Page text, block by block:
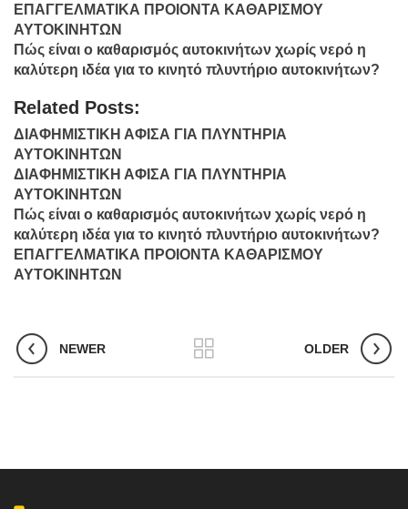
ΕΠΑΓΓΕΛΜΑΤΙΚΑ ΠΡΟΙΟΝΤΑ ΚΑΘΑΡΙΣΜΟΥ
ΑΥΤΟΚΙΝΗΤΩΝ
Πώς είναι ο καθαρισμός αυτοκινήτων χωρίς νερό η
καλύτερη ιδέα για το κινητό πλυντήριο αυτοκινήτων?
Related Posts:
ΔΙΑΦΗΜΙΣΤΙΚΗ ΑΦΙΣΑ ΓΙΑ ΠΛΥΝΤΗΡΙΑ
ΑΥΤΟΚΙΝΗΤΩΝ
ΔΙΑΦΗΜΙΣΤΙΚΗ ΑΦΙΣΑ ΓΙΑ ΠΛΥΝΤΗΡΙΑ
ΑΥΤΟΚΙΝΗΤΩΝ
Πώς είναι ο καθαρισμός αυτοκινήτων χωρίς νερό η
καλύτερη ιδέα για το κινητό πλυντήριο αυτοκινήτων?
ΕΠΑΓΓΕΛΜΑΤΙΚΑ ΠΡΟΙΟΝΤΑ ΚΑΘΑΡΙΣΜΟΥ
ΑΥΤΟΚΙΝΗΤΩΝ
NEWER OLDER